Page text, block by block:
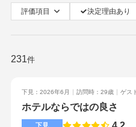
評価項目 決定理由あり
231件
下見：2026年6月 訪問時：29歳 ゲス
ホテルならではの良さ
下見